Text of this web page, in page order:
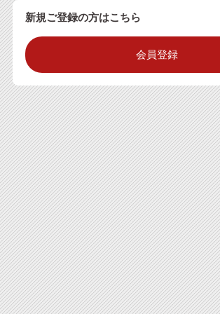
新規ご登録の方はこちら
会員登録